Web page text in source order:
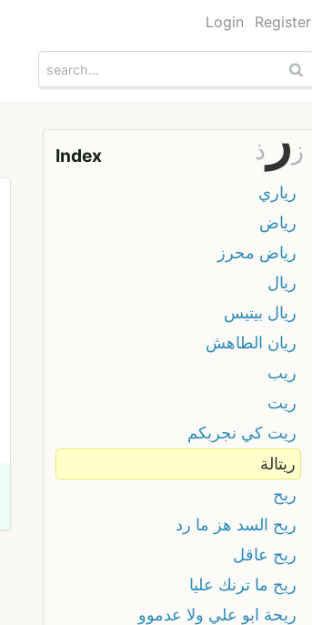
Login Register
Index ذ ر ز
رياري
رياض
رياض محرز
ريال
ريال بيتيس
ريان الطاهش
ريب
ريت
ريت كي نجربكم
ريتالة
ريح
ريح السد هز ما رد
ريح عاقل
ريح ما ترنك عليا
ريحة ابو علي ولا عدموو